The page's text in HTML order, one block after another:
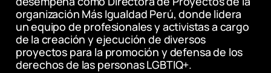
organización Más Igualdad Perú, donde lidera
un equipo de profesionales y activistas a cargo
de la creación y ejecución de diversos
proyectos para la promoción y defensa de los
derechos de las personas LGBTIQ+.